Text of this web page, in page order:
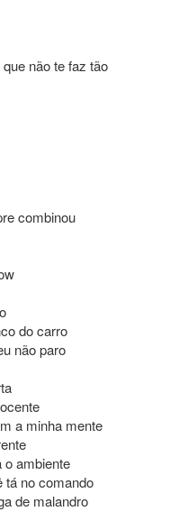
não te faz tão
combinou
do carro
não paro
a minha mente
o ambiente
tá no comando
de malandro